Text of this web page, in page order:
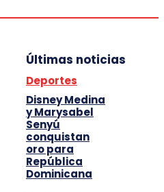
Últimas noticias
Deportes
Disney Medina
y Marysabel
Senyú
conquistan
oro para
República
Dominicana